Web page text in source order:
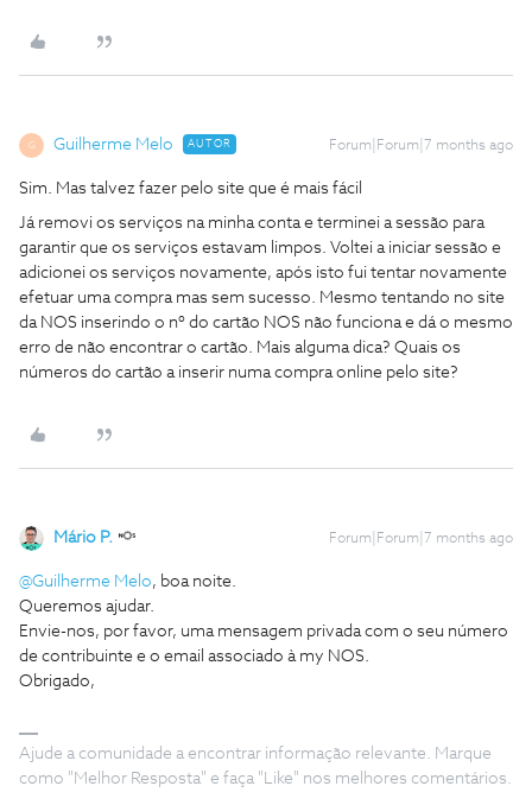
G Guilherme Melo AUTOR Forum|Forum|7 months ago
Sim. Mas talvez fazer pelo site que é mais fácil
Já removi os serviços na minha conta e terminei a sessão para
garantir que os serviços estavam limpos. Voltei a iniciar sessão e
adicionei os serviços novamente, após isto fui tentar novamente
efetuar uma compra mas sem sucesso. Mesmo tentando no site
da NOS inserindo o nº do cartão NOS não funciona e dá o mesmo
erro de não encontrar o cartão. Mais alguma dica? Quais os
números do cartão a inserir numa compra online pelo site?
Mário P. Forum|Forum|7 months ago
@Guilherme Melo, boa noite.
Queremos ajudar.
Envie-nos, por favor, uma mensagem privada com o seu número
de contribuinte e o email associado à my NOS.
Obrigado,
Ajude a comunidade a encontrar informação relevante. Marque
como "Melhor Resposta" e faça "Like" nos melhores comentários.